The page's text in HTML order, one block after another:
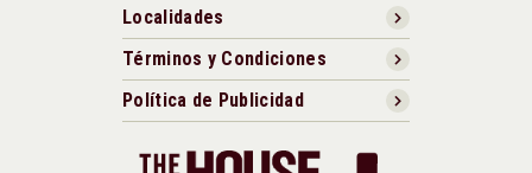
Localidades
Términos y Condiciones
Política de Publicidad